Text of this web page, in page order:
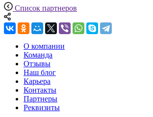
Список партнеров
О компании
Команда
Отзывы
Наш блог
Карьера
Контакты
Партнеры
Реквизиты